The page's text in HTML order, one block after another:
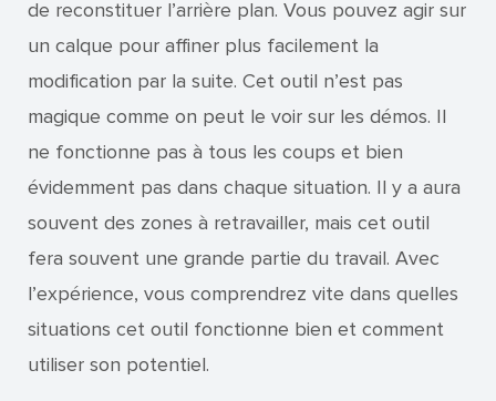
de reconstituer l’arrière plan. Vous pouvez agir sur
un calque pour affiner plus facilement la
modification par la suite. Cet outil n’est pas
magique comme on peut le voir sur les démos. Il
ne fonctionne pas à tous les coups et bien
évidemment pas dans chaque situation. Il y a aura
souvent des zones à retravailler, mais cet outil
fera souvent une grande partie du travail. Avec
l’expérience, vous comprendrez vite dans quelles
situations cet outil fonctionne bien et comment
utiliser son potentiel.